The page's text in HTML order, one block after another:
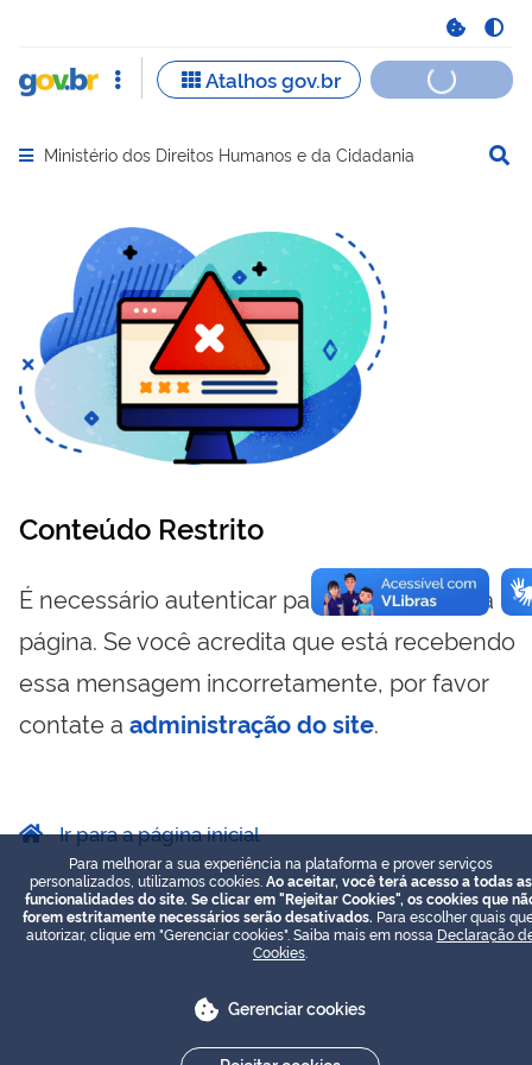
Abrir menu principal de navegação
Ministério dos Direitos Humanos e da Cidadania
Conteúdo Restrito
É necessário autenticar para visualizar essa
página. Se você acredita que está recebendo
essa mensagem incorretamente, por favor
contate a administração do site.
Ir para a página inicial
Para melhorar a sua experiência na plataforma e prover serviços
personalizados, utilizamos cookies. Ao aceitar, você terá acesso a todas as
funcionalidades do site. Se clicar em "Rejeitar Cookies", os cookies que
forem estritamente necessários serão desativados. Para escolher quais
autorizar, clique em "Gerenciar cookies". Saiba mais em nossa Declaração
Cookies
Gerenciar cookies